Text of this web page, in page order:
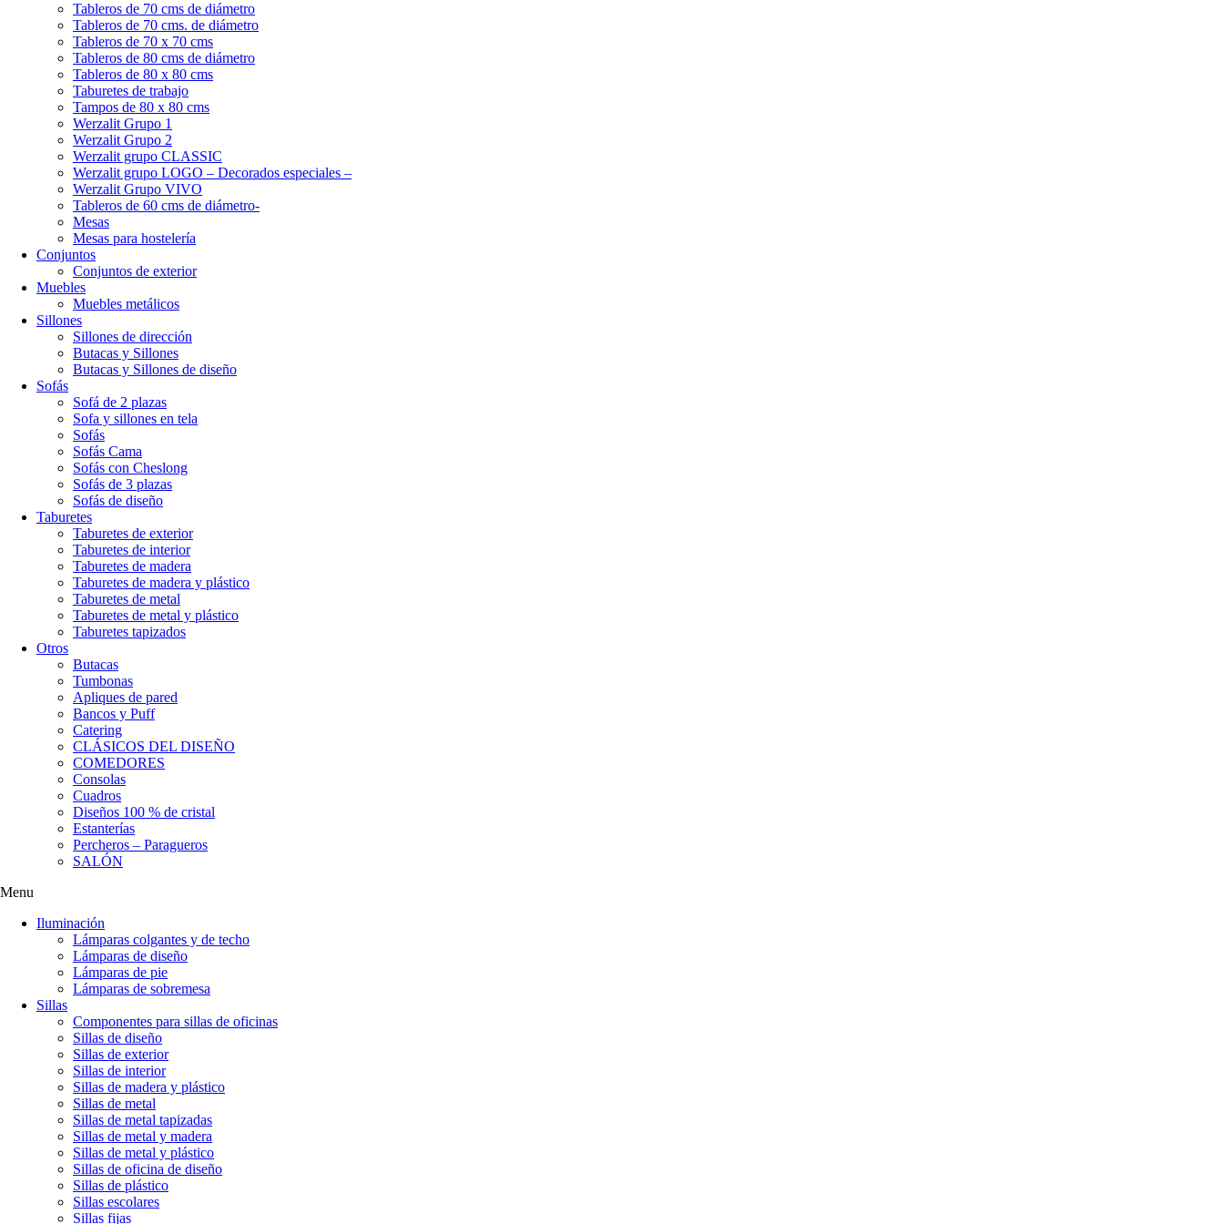
Tableros de 70 cms de diámetro
Tableros de 70 cms. de diámetro
Tableros de 70 x 70 cms
Tableros de 80 cms de diámetro
Tableros de 80 x 80 cms
Taburetes de trabajo
Tampos de 80 x 80 cms
Werzalit Grupo 1
Werzalit Grupo 2
Werzalit grupo CLASSIC
Werzalit grupo LOGO – Decorados especiales –
Werzalit Grupo VIVO
Tableros de 60 cms de diámetro-
Mesas
Mesas para hostelería
Conjuntos
Conjuntos de exterior
Muebles
Muebles metálicos
Sillones
Sillones de dirección
Butacas y Sillones
Butacas y Sillones de diseño
Sofás
Sofá de 2 plazas
Sofa y sillones en tela
Sofás
Sofás Cama
Sofás con Cheslong
Sofás de 3 plazas
Sofás de diseño
Taburetes
Taburetes de exterior
Taburetes de interior
Taburetes de madera
Taburetes de madera y plástico
Taburetes de metal
Taburetes de metal y plástico
Taburetes tapizados
Otros
Butacas
Tumbonas
Apliques de pared
Bancos y Puff
Catering
CLÁSICOS DEL DISEÑO
COMEDORES
Consolas
Cuadros
Diseños 100 % de cristal
Estanterías
Percheros – Paragueros
SALÓN
Menu
Iluminación
Lámparas colgantes y de techo
Lámparas de diseño
Lámparas de pie
Lámparas de sobremesa
Sillas
Componentes para sillas de oficinas
Sillas de diseño
Sillas de exterior
Sillas de interior
Sillas de madera y plástico
Sillas de metal
Sillas de metal tapizadas
Sillas de metal y madera
Sillas de metal y plástico
Sillas de oficina de diseño
Sillas de plástico
Sillas escolares
Sillas fijas